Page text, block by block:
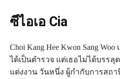
ซีไอเอ Cia
Choi Kang Hee Kwon Sang
ได้เป็นตำรวจ แต่เธอไม่ได้บรรลุ
แต่งงาน วันหนึ่ง ผู้กำกับการสถ